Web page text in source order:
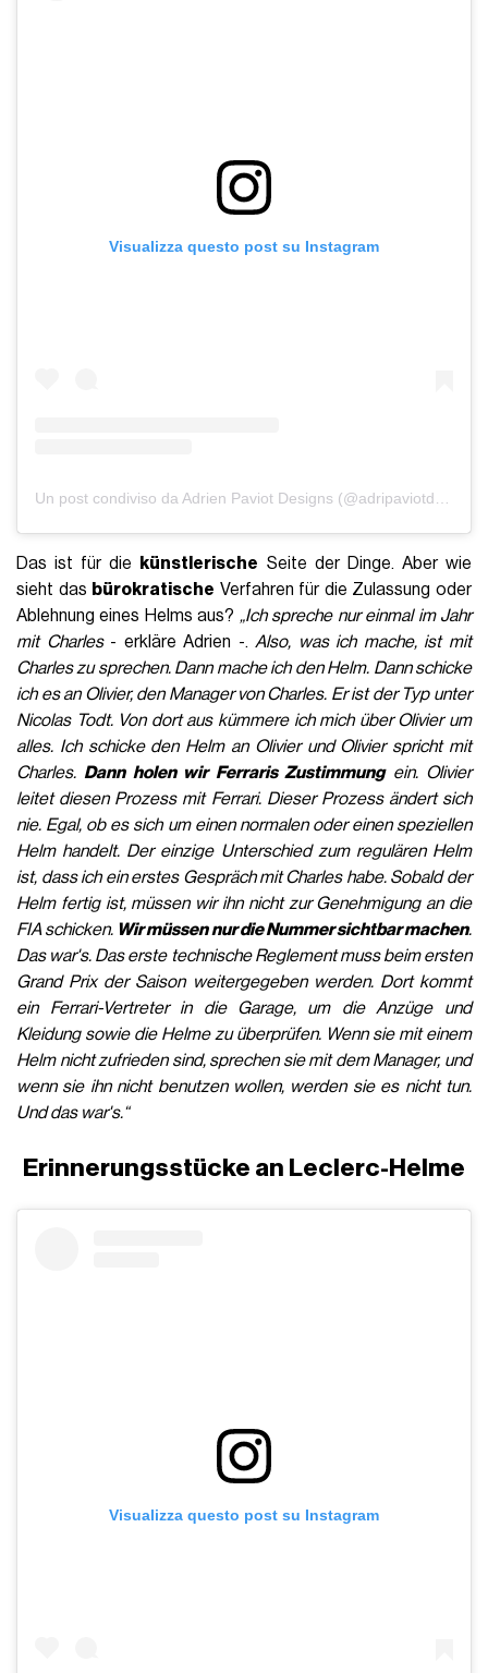
Visualizza questo post su Instagram
Das ist für die künstlerische Seite der Dinge. Aber wie
sieht das bürokratische Verfahren für die Zulassung oder
Ablehnung eines Helms aus? „Ich spreche nur einmal im Jahr
mit Charles- erkläre Adrien -. Also, was ich mache, ist mit
Charles zu sprechen. Dann mache ich den Helm. Dann schicke
ich es an Olivier, den Manager von Charles. Er ist der Typ unter
Nicolas Todt. Von dort aus kümmere ich mich über Olivier um
alles. Ich schicke den Helm an Olivier und Olivier spricht mit
Charles. Dann holen wir Ferraris Zustimmungein. Olivier
leitet diesen Prozess mit Ferrari. Dieser Prozess ändert sich
nie. Egal, ob es sich um einen normalen oder einen speziellen
Helm handelt. Der einzige Unterschied zum regulären Helm
ist, dass ich ein erstes Gespräch mit Charles habe. Sobald der
Helm fertig ist, müssen wir ihn nicht zur Genehmigung an die
FIA schicken. Wir müssen nur die Nummer sichtbar machen.
Das war's. Das erste technische Reglement muss beim ersten
Grand Prix der Saison weitergegeben werden. Dort kommt
ein Ferrari-Vertreter in die Garage, um die Anzüge und
Kleidung sowie die Helme zu überprüfen. Wenn sie mit einem
Helm nicht zufrieden sind, sprechen sie mit dem Manager, und
wenn sie ihn nicht benutzen wollen, werden sie es nicht tun.
Und das war's.“
Erinnerungsstücke an Leclerc-Helme
Visualizza questo post su Instagram